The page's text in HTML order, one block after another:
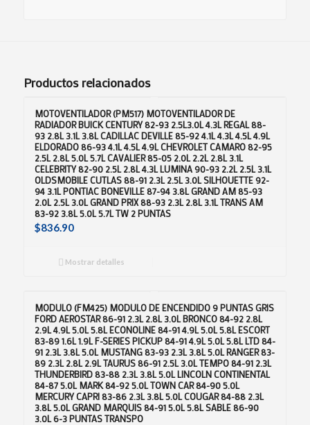
Productos relacionados
MOTOVENTILADOR (PM517) MOTOVENTILADOR DE
RADIADOR BUICK CENTURY 82-93 2.5L3.0L 4.3L REGAL 88-
93 2.8L 3.1L 3.8L CADILLAC DEVILLE 85-92 4.1L 4.3L 4.5L 4.9L
ELDORADO 86-93 4.1L 4.5L 4.9L CHEVROLET CAMARO 82-95
2.5L 2.8L 5.0L 5.7L CAVALIER 85-05 2.0L 2.2L 2.8L 3.1L
CELEBRITY 82-90 2.5L 2.8L 4.3L LUMINA 90-93 2.2L 2.5L 3.1L
OLDSMOBILE CUTLAS 88-91 2.3L 2.5L 3.0L SILHOUETTE 92-
94 3.1L PONTIAC BONEVILLE 87-94 3.8L GRAND AM 85-93
2.0L 2.5L 3.0L GRAND PRIX 88-93 2.3L 2.8L 3.1L TRANS AM
83-92 3.8L 5.0L 5.7L TW 2 PUNTAS
$836.90
Mostrar detalles
MODULO (FM425) MODULO DE ENCENDIDO 9 PUNTAS GRIS
FORD AEROSTAR 86-91 2.3L 2.8L 3.0L BRONCO 84-92 2.8L
2.9L 4.9L 5.0L 5.8L ECONOLINE 84-91 4.9L 5.0L 5.8L ESCORT
83-89 1.6L 1.9L F-SERIES PICKUP 84-91 4.9L 5.0L 5.8L LTD 84-
91 2.3L 3.8L 5.0L MUSTANG 83-93 2.3L 3.8L 5.0L RANGER 83-
89 2.3L 2.8L 2.9L TAURUS 86-91 2.5L 3.0L TEMPO 84-91 2.3L
THUNDERBIRD 83-88 2.3L 3.8L 5.0L LINCOLN CONTINENTAL
84-87 5.0L MARK 84-92 5.0L TOWN CAR 84-90 5.0L
MERCURY CAPRI 83-86 2.3L 3.8L 5.0L COUGAR 84-88 2.3L
3.8L 5.0L GRAND MARQUIS 84-91 5.0L 5.8L SABLE 86-90
3.0L 6-3 PUNTAS TRANSPO